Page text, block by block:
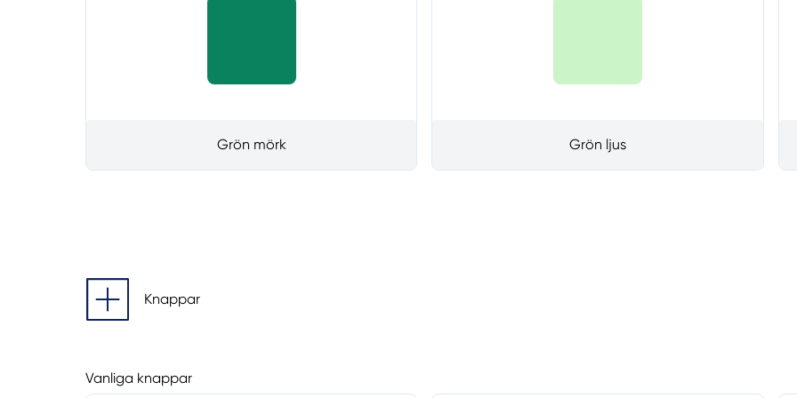
Grön mörk Grön ljus
Knappar
Vanliga knappar